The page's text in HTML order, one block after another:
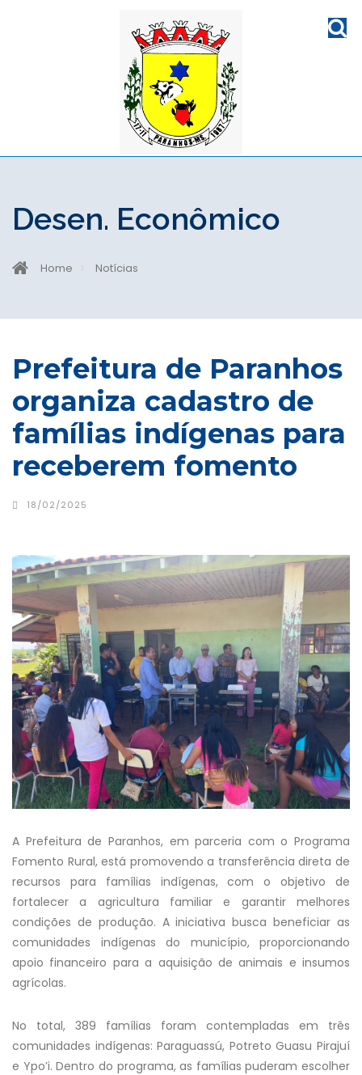
Desen. Econômico
Home Notícias
Prefeitura de Paranhos
organiza cadastro de
famílias indígenas para
receberem fomento
18/02/2025
A Prefeitura de Paranhos, em parceria com o Programa
Fomento Rural, está promovendo a transferência direta de
recursos para famílias indígenas, com o objetivo de
fortalecer a agricultura familiar e garantir melhores
condições de produção. A iniciativa busca beneficiar as
comunidades indígenas do município, proporcionando
apoio financeiro para a aquisição de animais e insumos
agrícolas.
No total, 389 famílias foram contempladas em três
comunidades indígenas: Paraguassú, Potreto Guasu Pirajuí
e Ypo’i. Dentro do programa, as famílias puderam escolher